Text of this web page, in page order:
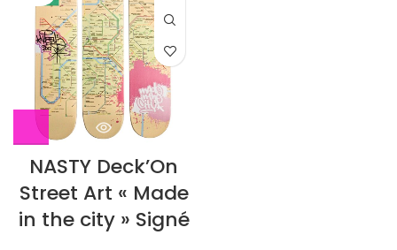
NASTY Deck’On
Street Art « Made
in the city » Signé